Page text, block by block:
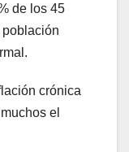
de los 45
crónica
el